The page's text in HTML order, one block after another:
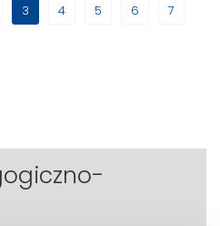
3 4 5 6 7